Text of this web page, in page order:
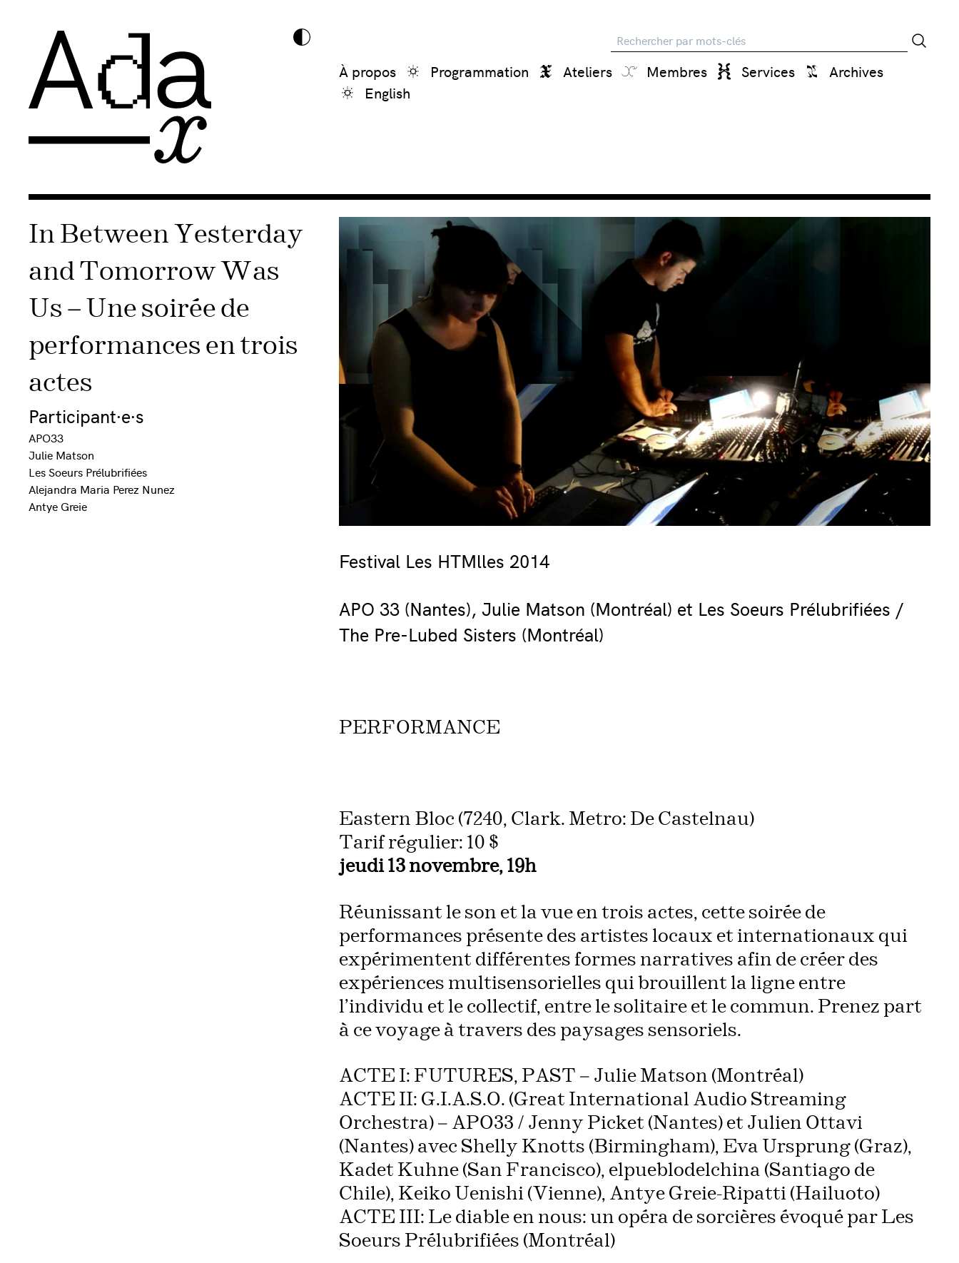
Recherche
À propos Programmation Ateliers Membres Services
Archives
English
In Between Yesterday
and Tomorrow Was
Us – Une soirée de
performances en trois
actes
Participant·e·s
APO33
Julie Matson
Les Soeurs Prélubrifiées
Alejandra Maria Perez Nunez
Antye Greie
Festival Les HTMlles 2014
APO 33 (Nantes), Julie Matson (Montréal) et Les Soeurs Prélubrifiées /
The Pre-Lubed Sisters (Montréal)
PERFORMANCE
Eastern Bloc (7240, Clark. Metro: De Castelnau)
Tarif régulier: 10 $
jeudi 13 novembre, 19h
Réunissant le son et la vue en trois actes, cette soirée de
performances présente des artistes locaux et internationaux qui
expérimentent différentes formes narratives afin de créer des
expériences multisensorielles qui brouillent la ligne entre
l’individu et le collectif, entre le solitaire et le commun. Prenez part
à ce voyage à travers des paysages sensoriels.
ACTE I: FUTURES, PAST – Julie Matson (Montréal)
ACTE II: G.I.A.S.O. (Great International Audio Streaming
Orchestra) – APO33 / Jenny Picket (Nantes) et Julien Ottavi
(Nantes) avec Shelly Knotts (Birmingham), Eva Ursprung (Graz),
Kadet Kuhne (San Francisco), elpueblodelchina (Santiago de
Chile), Keiko Uenishi (Vienne), Antye Greie-Ripatti (Hailuoto)
ACTE III: Le diable en nous: un opéra de sorcières évoqué par Les
Soeurs Prélubrifiées (Montréal)